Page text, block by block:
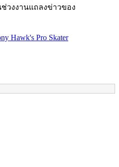
ช่วงงานแถลงข่าวของ
Hawk's Pro Skater